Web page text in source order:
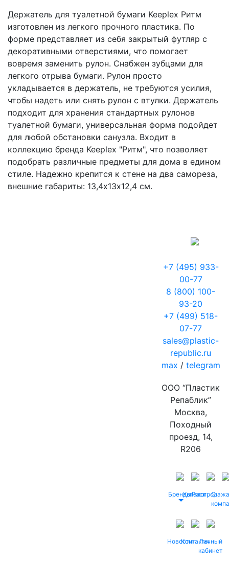
Держатель для туалетной бумаги Keeplex Ритм
изготовлен из легкого прочного пластика. По
форме представляет из себя закрытый футляр c
декоративными отверстиями, что помогает
вовремя заменить рулон. Снабжен зубцами для
легкого отрыва бумаги. Рулон просто
укладывается в держатель, не требуются усилия,
чтобы надеть или снять рулон с втулки. Держатель
подходит для хранения стандартных рулонов
туалетной бумаги, универсальная форма подойдет
для любой обстановки санузла. Входит в
коллекцию бренда Keeplex "Ритм", что позволяет
подобрать различные предметы для дома в едином
стиле. Надежно крепится к стене на два самореза,
внешние габариты: 13,4х13х12,4 см.
+7 (495) 933-
00-77
8 (800) 100-
93-20
+7 (499) 518-
07-77
sales@plastic-
republic.ru
max / telegram
ООО “Пластик
Репаблик”
Москва,
Походный
проезд, 14,
R206
БрендыКаталог
Распродажа
О
НовостиКонтактыЛичный
кабинет